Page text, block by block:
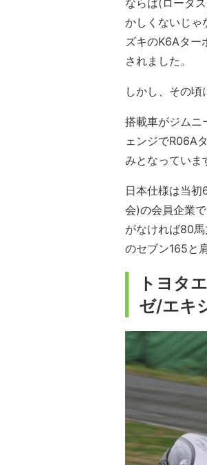
かしくないじゃ
ズキのK6Aター
されました。
しかし、その頃
搭載車がジムニ
ェンジでR06A
みとなっていま
日本仕様は当
会)の会員企業
がなければ80
のセブン165と
トヨタ
ゼ/エキ